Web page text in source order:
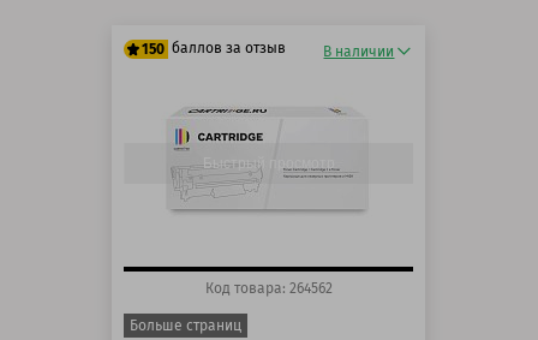
150 баллов за отзыв
125 баллов
150 баллов
В наличии
Быстрый просмотр
Код товара: 264562
Больше страниц